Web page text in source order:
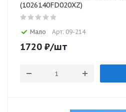
(1026140FD020XZ)
Мало Арт: 09-214
1720 ₽/шт